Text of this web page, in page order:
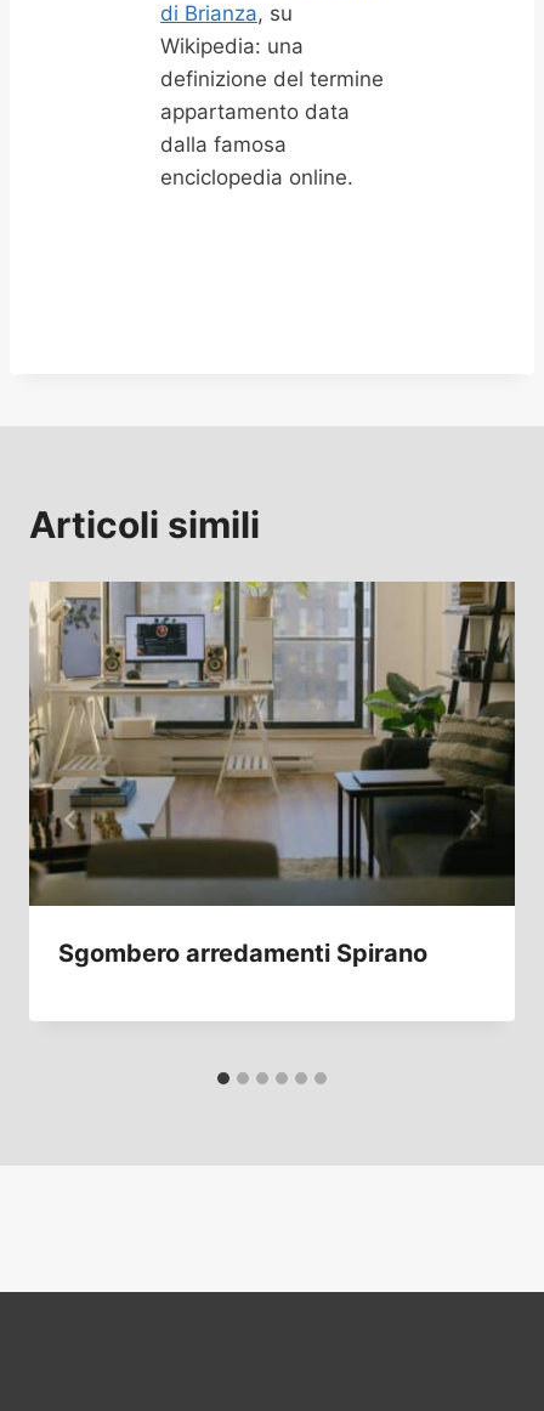
di Brianza, su
Wikipedia: una
definizione del termine
appartamento data
dalla famosa
enciclopedia online.
Articoli simili
Sgombero arredamenti Spirano